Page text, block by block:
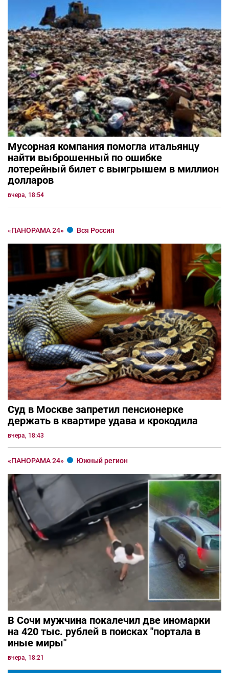
Мусорная компания помогла итальянцу
найти выброшенный по ошибке
лотерейный билет с выигрышем в миллион
долларов
вчера, 18:54
«ПАНОРАМА 24» Вся Россия
Суд в Москве запретил пенсионерке
держать в квартире удава и крокодила
вчера, 18:43
«ПАНОРАМА 24» Южный регион
В Сочи мужчина покалечил две иномарки
на 420 тыс. рублей в поисках "портала в
иные миры"
вчера, 18:21